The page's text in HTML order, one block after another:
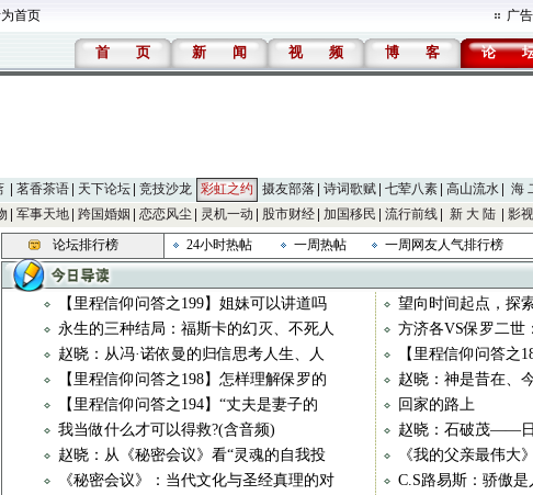
首页 广
首 页 新 闻 视 频 博 客 论
茗香茶语 天下论坛 竞技沙龙 彩虹之约 摄友部落 诗词歌赋 七荤八素 高山流水 海
军事天地 跨国婚姻 恋恋风尘 灵机一动 股市财经 加国移民 流行前线 新 大 陆 影
论坛排行榜 24小时热帖 一周热帖 一周网友人气排行榜
【里程信仰问答之199】姐妹可以讲道吗
望向时间起点，探
永生的三种结局：福斯卡的幻灭、不死人
方济各VS保罗二世
赵晓：从冯·诺依曼的归信思考人生、人
【里程信仰问答之
【里程信仰问答之198】怎样理解保罗的
赵晓：神是昔在、
【里程信仰问答之194】“丈夫是妻子的
回家的路上
我当做什么才可以得救?(含音频)
赵晓：石破茂——
赵晓：从《秘密会议》看“灵魂的自我投
《我的父亲最伟大》
《秘密会议》：当代文化与圣经真理的对
C.S路易斯：骄傲